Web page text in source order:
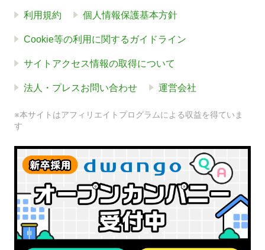
利用規約 個人情報保護基本方針
Cookie等の利用に関するガイドライン
サイトアクセス情報の取得について
法人・プレスお問い合わせ 運営会社
※本サイトはアフィリエイトプログラムによる収益を得ていま
す